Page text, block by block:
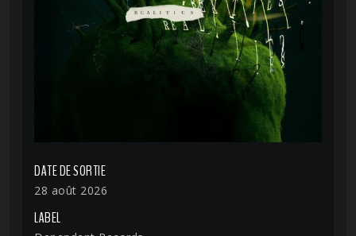
DATE DE SORTIE
28 août 2026
LABEL